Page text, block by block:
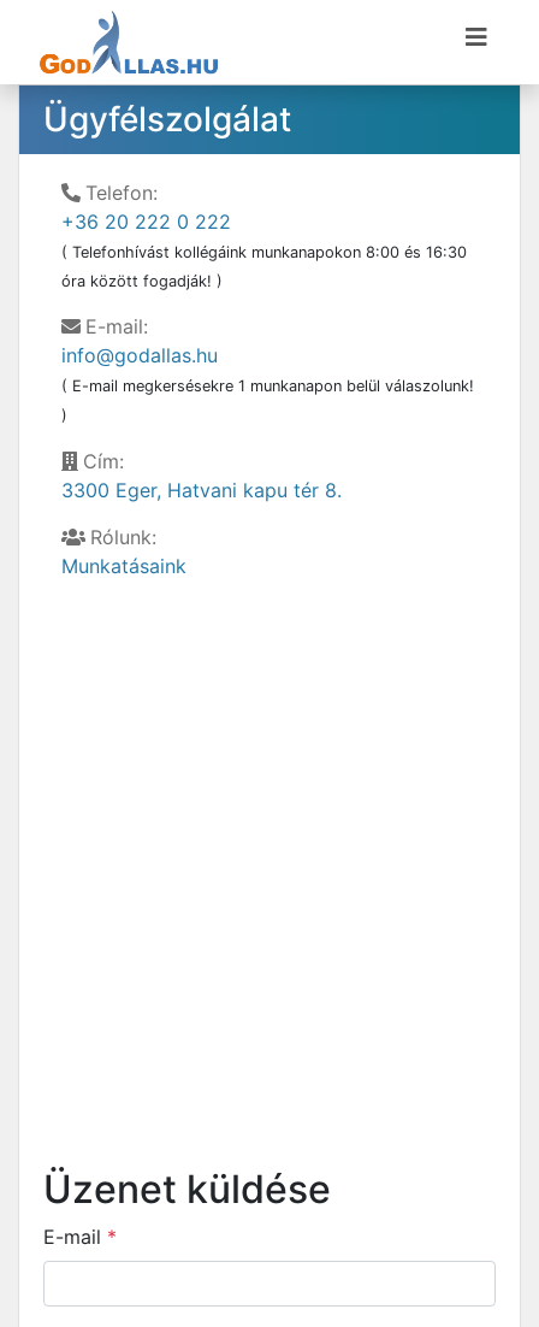
Ügyfélszolgálat
Telefon:
+36 20 222 0 222
( Telefonhívást kollégáink munkanapokon 8:00 és 16:30
óra között fogadják! )
E-mail:
info@godallas.hu
( E-mail megkersésekre 1 munkanapon belül válaszolunk!
)
Cím:
3300 Eger, Hatvani kapu tér 8.
Rólunk:
Munkatásaink
Üzenet küldése
E-mail *